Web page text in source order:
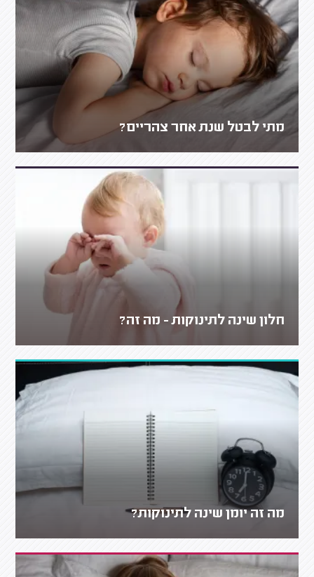
מתי לבטל שנת אחר צהריים?
חלון שינה לתינוקות - מה זה?
מה זה יומן שינה לתינוקות?